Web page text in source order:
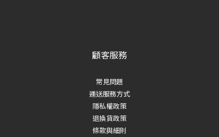
顧客服務
常見問題
運送服務方式
隱私權政策
退換貨政策
條款與細則